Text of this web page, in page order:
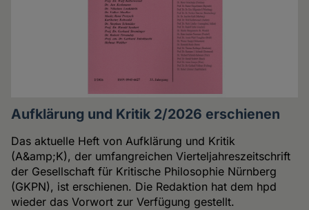
Aufklärung und Kritik 2/2026 erschienen
Das aktuelle Heft von Aufklärung und Kritik
(A&amp;K), der umfangreichen Vierteljahreszeitschrift
der Gesellschaft für Kritische Philosophie Nürnberg
(GKPN), ist erschienen. Die Redaktion hat dem hpd
wieder das Vorwort zur Verfügung gestellt.